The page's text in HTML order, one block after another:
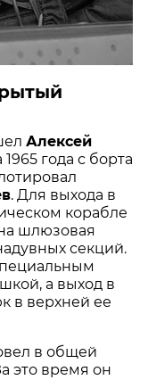
Алексей
года с борта
. Для выхода в
корабле
шлюзовая
секций.
а выход в
в верхней ее
в общей
это время он